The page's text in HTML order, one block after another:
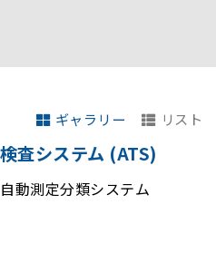
ギャラリー リスト
査システム (ATS)